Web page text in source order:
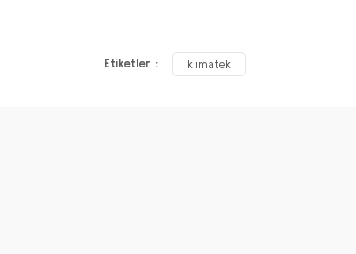
Etiketler : klimatek